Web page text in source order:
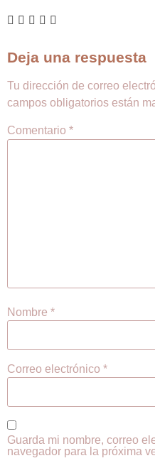
Deja una respuesta
Tu dirección de correo
campos obligatorios están
Comentario *
Nombre *
Correo electrónico *
Guarda mi nombre, correo
navegador para la próxima